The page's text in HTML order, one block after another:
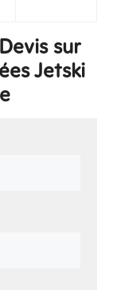
sur
Jetski